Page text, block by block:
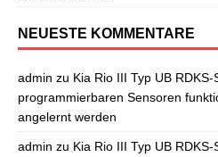
NEUESTE KOMMENTARE
admin zu Kia Rio III Typ UB
programmierbaren Sensoren
angelernt werden
admin zu Kia Rio III Typ UB